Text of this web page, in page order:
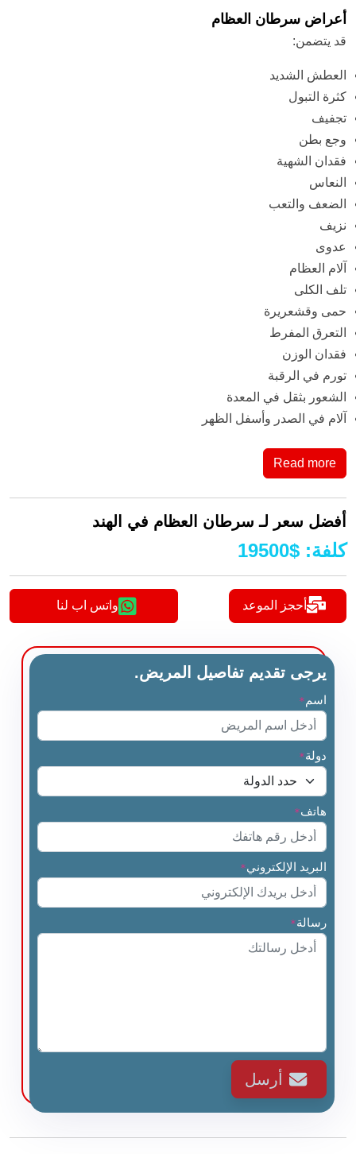
أعراض سرطان العظام
قد يتضمن:
العطش الشديد
كثرة التبول
تجفيف
وجع بطن
فقدان الشهية
النعاس
الضعف والتعب
نزيف
عدوى
آلام العظام
تلف الكلى
حمى وقشعريرة
التعرق المفرط
فقدان الوزن
تورم في الرقبة
الشعور بثقل في المعدة
آلام في الصدر وأسفل الظهر
Read more
أفضل سعر لـ سرطان العظام في الهند
كلفة:
$
19500
أحجز الموعد واتس اب لنا
يرجى تقديم تفاصيل المريض.
اسم *
دولة*
هاتف*
البريد الإلكتروني*
رسالة*
أرسل